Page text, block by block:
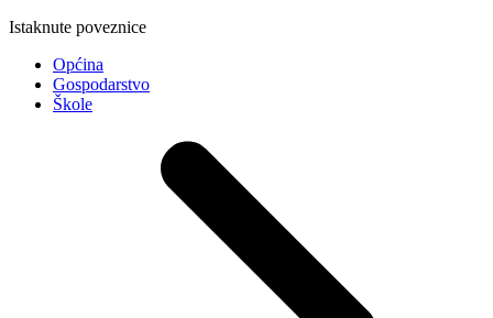
Istaknute poveznice
Općina
Gospodarstvo
Škole